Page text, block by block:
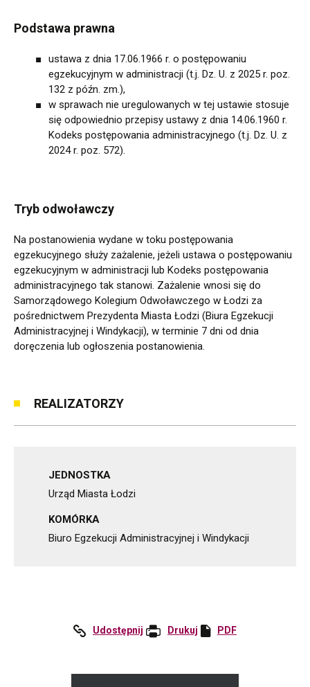
Podstawa prawna
ustawa z dnia 17.06.1966 r. o postępowaniu
egzekucyjnym w administracji (t.j. Dz. U. z 2025 r. poz.
132 z późn. zm.),
w sprawach nie uregulowanych w tej ustawie stosuje
się odpowiednio przepisy ustawy z dnia 14.06.1960 r.
Kodeks postępowania administracyjnego (t.j. Dz. U. z
2024 r. poz. 572).
Tryb odwoławczy
Na postanowienia wydane w toku postępowania
egzekucyjnego służy zażalenie, jeżeli ustawa o postępowaniu
egzekucyjnym w administracji lub Kodeks postępowania
administracyjnego tak stanowi. Zażalenie wnosi się do
Samorządowego Kolegium Odwoławczego w Łodzi za
pośrednictwem Prezydenta Miasta Łodzi (Biura Egzekucji
Administracyjnej i Windykacji), w terminie 7 dni od dnia
doręczenia lub ogłoszenia postanowienia.
REALIZATORZY
JEDNOSTKA
Urząd Miasta Łodzi
KOMÓRKA
Biuro Egzekucji Administracyjnej i Windykacji
Udostępnij Drukuj
Otworzy
PDF